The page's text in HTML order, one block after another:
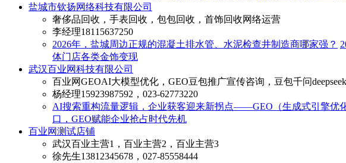
盐城市钦扬网络科技有限公司
奢侈品回收，手表回收，包包回收，首饰回收网络运营
李经理18115637250
2026年，盐城周边正规的混凝土排水管、水泥检查井制造商哪家强？
体门店各类金饰变现
武汉百业网科技有限公司
百业网GEOAI大模型优化，GEO豆包推广宣传咨询，豆包千问deepseek
杨经理15923987592，023-62773220
AI搜索重构流量逻辑，企业获客迎来新拐点——GEO（生成式引擎优
口，GEO赋能企业抢占时代先机
百业网测试店铺
武汉百业主营1，百业主营2，百业主营3
徐先生13812345678，027-85558444